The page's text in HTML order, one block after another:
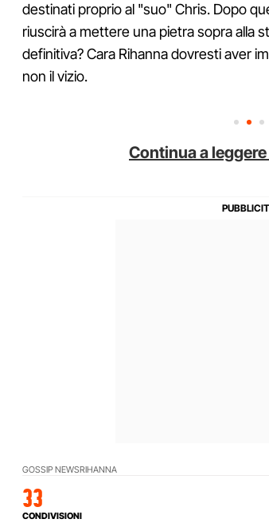
destinati proprio al "suo" Chris. Dopo
riuscirà a mettere una pietra sopra alla
definitiva? Cara Rihanna dovresti aver
non il vizio.
Continua a
GOSSIP NEWSRIHANNA
33
CONDIVISIONI